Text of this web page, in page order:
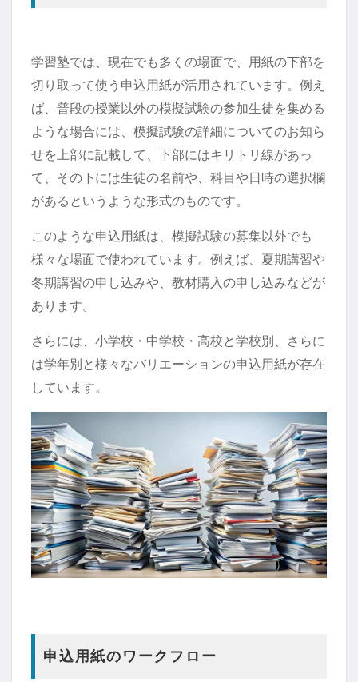
学習塾では、現在でも多くの場面で、用紙の下部を
切り取って使う申込用紙が活用されています。例え
ば、普段の授業以外の模擬試験の参加生徒を集める
ような場合には、模擬試験の詳細についてのお知ら
せを上部に記載して、下部にはキリトリ線があっ
て、その下には生徒の名前や、科目や日時の選択欄
があるというような形式のものです。
このような申込用紙は、模擬試験の募集以外でも
様々な場面で使われています。例えば、夏期講習や
冬期講習の申し込みや、教材購入の申し込みなどが
あります。
さらには、小学校・中学校・高校と学校別、さらに
は学年別と様々なバリエーションの申込用紙が存在
しています。
申込用紙のワークフロー